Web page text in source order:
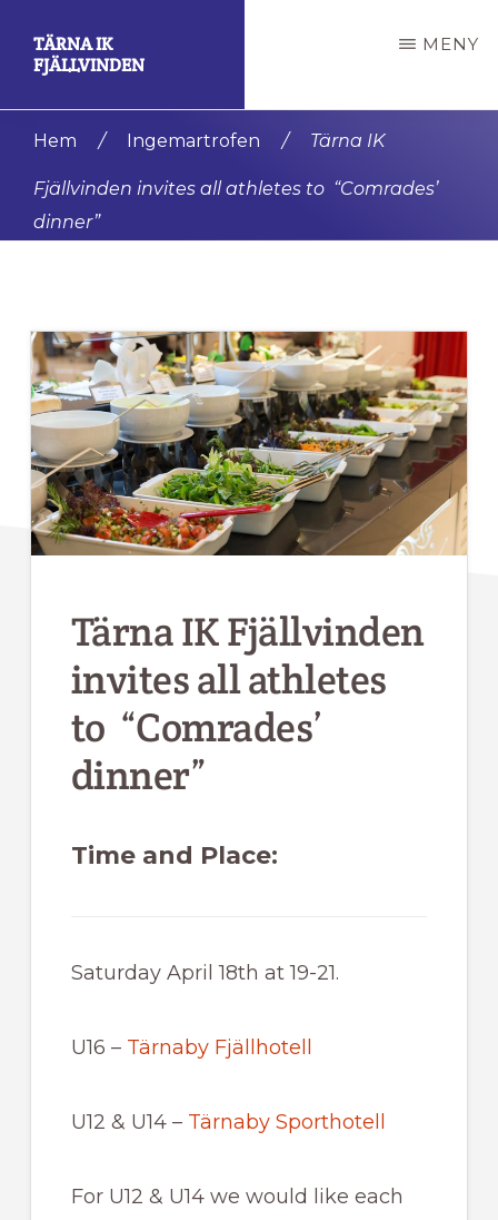
primära
TÄRNA IK
FJÄLLVINDEN
mest
världen.
MENY
Hem / Ingemartrofen / Tärna IK
Fjällvinden invites all athletes to “Comrades’
dinner”
Tärna IK Fjällvinden
invites all athletes
to “Comrades’
dinner”
Time and Place:
Saturday April 18th at 19-21.
U16 – Tärnaby Fjällhotell
U12 & U14 – Tärnaby Sporthotell
For U12 & U14 we would like each